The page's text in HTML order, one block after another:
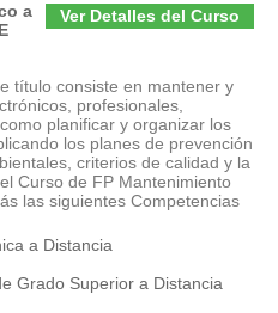
Ver Detalles del Curso
a
título consiste en mantener y
profesionales,
planificar y organizar los
los planes de prevención
criterios de calidad y la
Curso de FP Mantenimiento
las siguientes Competencias
a Distancia
Grado Superior a Distancia